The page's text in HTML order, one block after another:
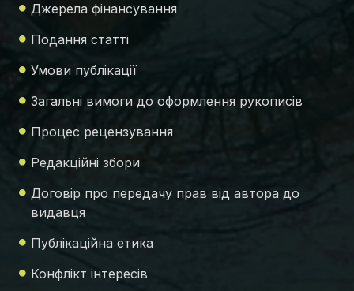
Джерела фінансування
Подання статті
Умови публікації
Загальні вимоги до оформлення рукописів
Процес рецензування
Редакційні збори
Договір про передачу прав від автора до
видавця
Публікаційна етика
Конфлікт інтересів